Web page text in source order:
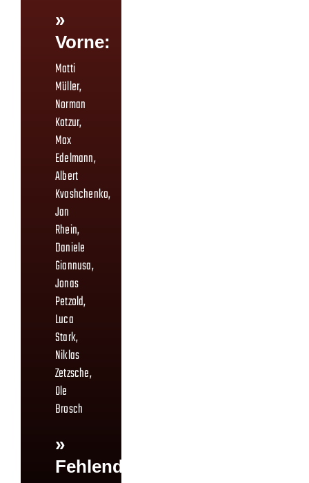
»
Vorne:
Matti
Müller,
Norman
Kotzur,
Max
Edelmann,
Albert
Kvashchenko,
Jan
Rhein,
Daniele
Giannusa,
Jonas
Petzold,
Luca
Stark,
Niklas
Zetzsche,
Ole
Brosch
»
Fehlend: